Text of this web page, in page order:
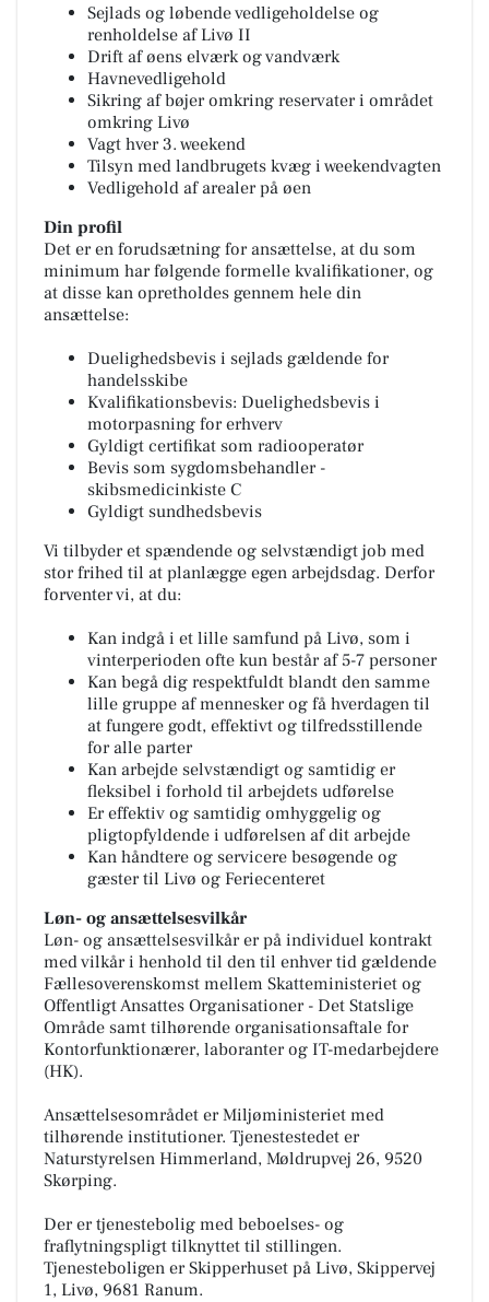
Sejlads og løbende vedligeholdelse og
renholdelse af Livø II
Drift af øens elværk og vandværk
Havnevedligehold
Sikring af bøjer omkring reservater i området
omkring Livø
Vagt hver 3. weekend
Tilsyn med landbrugets kvæg i weekendvagten
Vedligehold af arealer på øen
Din profil
Det er en forudsætning for ansættelse, at du som
minimum har følgende formelle kvalifikationer, og
at disse kan opretholdes gennem hele din
ansættelse:
Duelighedsbevis i sejlads gældende for
handelsskibe
Kvalifikationsbevis: Duelighedsbevis i
motorpasning for erhverv
Gyldigt certifikat som radiooperatør
Bevis som sygdomsbehandler -
skibsmedicinkiste C
Gyldigt sundhedsbevis
Vi tilbyder et spændende og selvstændigt job med
stor frihed til at planlægge egen arbejdsdag. Derfor
forventer vi, at du:
Kan indgå i et lille samfund på Livø, som i
vinterperioden ofte kun består af 5-7 personer
Kan begå dig respektfuldt blandt den samme
lille gruppe af mennesker og få hverdagen til
at fungere godt, effektivt og tilfredsstillende
for alle parter
Kan arbejde selvstændigt og samtidig er
fleksibel i forhold til arbejdets udførelse
Er effektiv og samtidig omhyggelig og
pligtopfyldende i udførelsen af dit arbejde
Kan håndtere og servicere besøgende og
gæster til Livø og Feriecenteret
Løn- og ansættelsesvilkår
Løn- og ansættelsesvilkår er på individuel kontrakt
med vilkår i henhold til den til enhver tid gældende
Fællesoverenskomst mellem Skatteministeriet og
Offentligt Ansattes Organisationer - Det Statslige
Område samt tilhørende organisationsaftale for
Kontorfunktionærer, laboranter og IT-medarbejdere
(HK).
Ansættelsesområdet er Miljøministeriet med
tilhørende institutioner. Tjenestestedet er
Naturstyrelsen Himmerland, Møldrupvej 26, 9520
Skørping.
Der er tjenestebolig med beboelses- og
fraflytningspligt tilknyttet til stillingen.
Tjenesteboligen er Skipperhuset på Livø, Skippervej
1, Livø, 9681 Ranum.